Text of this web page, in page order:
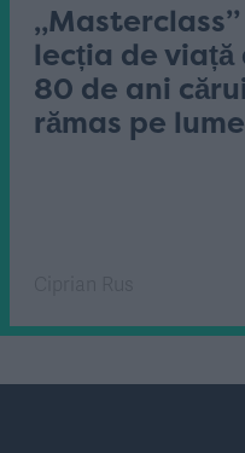
lecția de viață
80 de ani
rămas pe